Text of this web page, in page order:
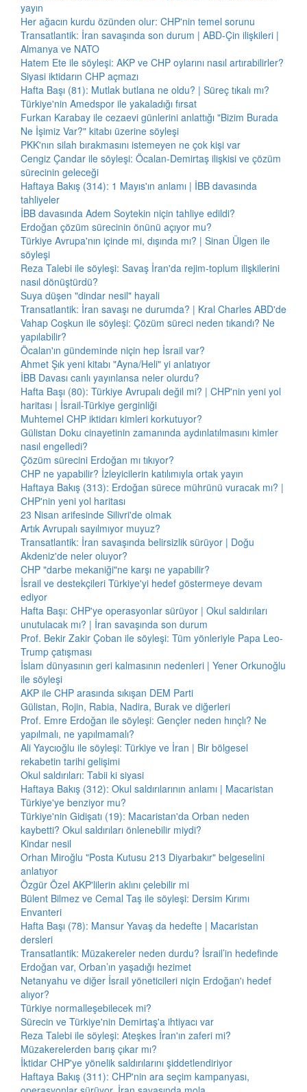
yayın
Her ağacın kurdu özünden olur: CHP'nin temel sorunu
Transatlantik: İran savaşında son durum | ABD-Çin ilişkileri |
Almanya ve NATO
Hatem Ete ile söyleşi: AKP ve CHP oylarını nasıl artırabilirler?
Siyasi iktidarın CHP açmazı
Hafta Başı (81): Mutlak butlana ne oldu? | Süreç tıkalı mı?
Türkiye'nin Amedspor ile yakaladığı fırsat
Furkan Karabay ile cezaevi günlerini anlattığı "Bizim Burada
Ne İşimiz Var?" kitabı üzerine söyleşi
PKK'nın silah bırakmasını istemeyen ne çok kişi var
Cengiz Çandar ile söyleşi: Öcalan-Demirtaş ilişkisi ve çözüm
sürecinin geleceği
Haftaya Bakış (314): 1 Mayıs'ın anlamı | İBB davasında
tahliyeler
İBB davasında Adem Soytekin niçin tahliye edildi?
Erdoğan çözüm sürecinin önünü açıyor mu?
Türkiye Avrupa'nın içinde mi, dışında mı? | Sinan Ülgen ile
söyleşi
Reza Talebi ile söyleşi: Savaş İran'da rejim-toplum ilişkilerini
nasıl dönüştürdü?
Suya düşen "dindar nesil" hayali
Transatlantik: İran savaşı ne durumda? | Kral Charles ABD'de
Vahap Coşkun ile söyleşi: Çözüm süreci neden tıkandı? Ne
yapılabilir?
Öcalan'ın gündeminde niçin hep İsrail var?
Ahmet Şık yeni kitabı "Ayna/Heli" yi anlatıyor
İBB Davası canlı yayınlansa neler olurdu?
Hafta Başı (80): Türkiye Avrupalı değil mi? | CHP'nin yeni yol
haritası | İsrail-Türkiye gerginliği
Muhtemel CHP iktidarı kimleri korkutuyor?
Gülistan Doku cinayetinin zamanında aydınlatılmasını kimler
nasıl engelledi?
Çözüm sürecini Erdoğan mı tıkıyor?
CHP ne yapabilir? İzleyicilerin katılımıyla ortak yayın
Haftaya Bakış (313): Erdoğan sürece mührünü vuracak mı? |
CHP'nin yeni yol haritası
23 Nisan arifesinde Silivri'de olmak
Artık Avrupalı sayılmıyor muyuz?
Transatlantik: İran savaşında belirsizlik sürüyor | Doğu
Akdeniz'de neler oluyor?
CHP "darbe mekaniği"ne karşı ne yapabilir?
İsrail ve destekçileri Türkiye'yi hedef göstermeye devam
ediyor
Hafta Başı: CHP'ye operasyonlar sürüyor | Okul saldırıları
unutulacak mı? | İran savaşında son durum
Prof. Bekir Zakir Çoban ile söyleşi: Tüm yönleriyle Papa Leo-
Trump çatışması
İslam dünyasının geri kalmasının nedenleri | Yener Orkunoğlu
ile söyleşi
AKP ile CHP arasında sıkışan DEM Parti
Gülistan, Rojin, Rabia, Nadira, Burak ve diğerleri
Prof. Emre Erdoğan ile söyleşi: Gençler neden hınçlı? Ne
yapılmalı, ne yapılmamalı?
Ali Yaycıoğlu ile söyleşi: Türkiye ve İran | Bir bölgesel
rekabetin tarihi gelişimi
Okul saldırıları: Tabii ki siyasi
Haftaya Bakış (312): Okul saldırılarının anlamı | Macaristan
Türkiye'ye benziyor mu?
Türkiye'nin Gidişatı (19): Macaristan'da Orban neden
kaybetti? Okul saldırıları önlenebilir miydi?
Kindar nesil
Orhan Miroğlu "Posta Kutusu 213 Diyarbakır" belgeselini
anlatıyor
Özgür Özel AKP'lilerin aklını çelebilir mi
Bülent Bilmez ve Cemal Taş ile söyleşi: Dersim Kırımı
Envanteri
Hafta Başı (78): Mansur Yavaş da hedefte | Macaristan
dersleri
Transatlantik: Müzakereler neden durdu? İsrail’in hedefinde
Erdoğan var, Orban’ın yaşadığı hezimet
Netanyahu ve diğer İsrail yöneticileri niçin Erdoğan'ı hedef
alıyor?
Türkiye normalleşebilecek mi?
Sürecin ve Türkiye'nin Demirtaş'a ihtiyacı var
Reza Talebi ile söyleşi: Ateşkes İran'ın zaferi mi?
Müzakerelerden barış çıkar mı?
İktidar CHP'ye yönelik saldırılarını şiddetlendiriyor
Haftaya Bakış (311): CHP'nin ara seçim kampanyası,